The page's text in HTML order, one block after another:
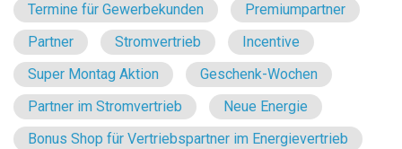
Termine für Gewerbekunden
Premiumpartner
Partner
Stromvertrieb
Incentive
Super Montag Aktion
Geschenk-Wochen
Partner im Stromvertrieb
Neue Energie
Bonus Shop für Vertriebspartner im Energievertrieb